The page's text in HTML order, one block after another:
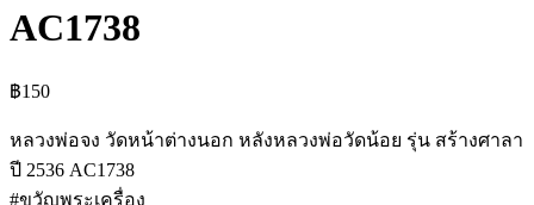
AC1738
฿150
หลวงพ่อจง วัดหน้าต่างนอก หลังหลวงพ่อวัดน้อย รุ่น สร้างศาลา
ปี 2536 AC1738
#ขวัญพระเครื่อง